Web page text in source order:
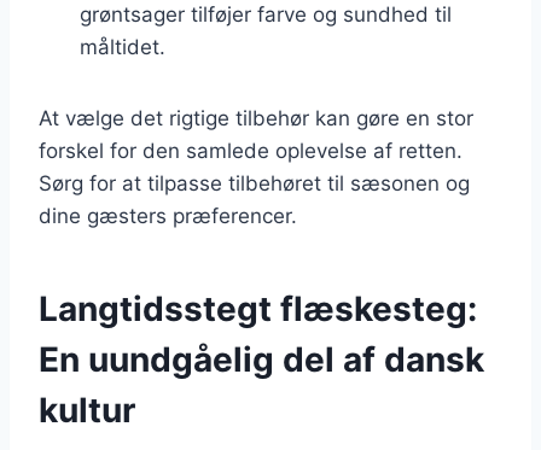
grøntsager tilføjer farve og sundhed til
måltidet.
At vælge det rigtige tilbehør kan gøre en stor
forskel for den samlede oplevelse af retten.
Sørg for at tilpasse tilbehøret til sæsonen og
dine gæsters præferencer.
Langtidsstegt flæskesteg:
En uundgåelig del af dansk
kultur